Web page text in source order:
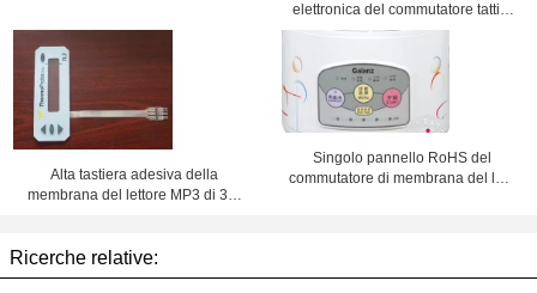
elettronica del commutatore tattile
di superficie della cupola di Matt
Alta tastiera adesiva della
membrana del lettore MP3 di 3M
Singolo pannello RoHS del
commutatore di membrana del lato
Ricerche relative: